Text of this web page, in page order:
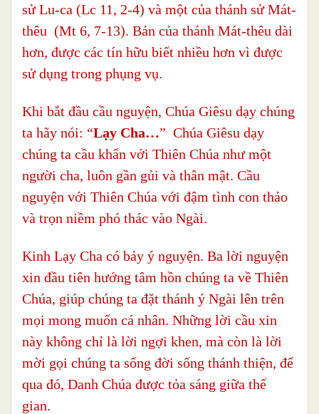
sử Lu-ca (Lc 11, 2-4) và một của thánh sử Mát-
thêu (Mt 6, 7-13). Bản của thánh Mát-thêu dài
hơn, được các tín hữu biết nhiều hơn vì được
sử dụng trong phụng vụ.
Khi bắt đầu cầu nguyện, Chúa Giêsu dạy chúng
ta hãy nói: “Lạy Cha…” Chúa Giêsu dạy
chúng ta cầu khẩn với Thiên Chúa như một
người cha, luôn gần gủi và thân mật. Cầu
nguyện với Thiên Chúa với đậm tình con thảo
và trọn niềm phó thác vào Ngài.
Kinh Lạy Cha có bảy ý nguyện. Ba lời nguyện
xin đầu tiên hướng tâm hồn chúng ta về Thiên
Chúa, giúp chúng ta đặt thánh ý Ngài lên trên
mọi mong muốn cá nhân. Những lời cầu xin
này không chỉ là lời ngợi khen, mà còn là lời
mời gọi chúng ta sống đời sống thánh thiện, để
qua đó, Danh Chúa được tỏa sáng giữa thế
gian.